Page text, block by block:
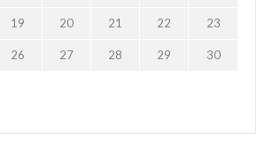
19 20 21 22 23
26 27 28 29 30